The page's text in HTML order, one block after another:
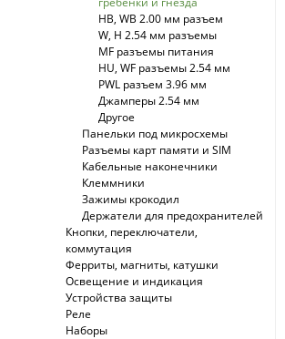
HB, WB 2.00 мм разъем
W, H 2.54 мм разъемы
MF разъемы питания
HU, WF разъемы 2.54 мм
PWL разъем 3.96 мм
Джамперы 2.54 мм
Другое
Панельки под микросхемы
Разъемы карт памяти и SIM
Кабельные наконечники
Клеммники
Зажимы крокодил
Держатели для предохранителей
Кнопки, переключатели,
коммутация
Ферриты, магниты, катушки
Освещение и индикация
Устройства защиты
Реле
Наборы